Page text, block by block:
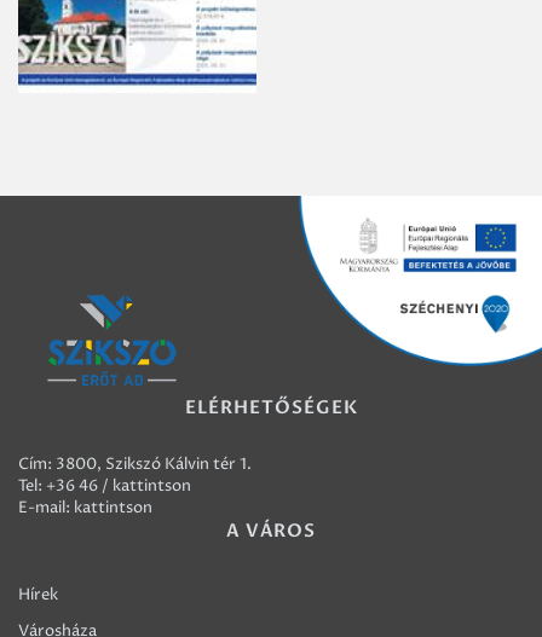
ELÉRHETŐSÉGEK
Cím: 3800, Szikszó Kálvin tér 1.
Tel: +36 46 / kattintson
E-mail: kattintson
A VÁROS
Hírek
Városháza